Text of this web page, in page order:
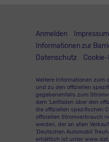
Anmelden
Impressum
Informationen zur
Datenschutz
Weitere Informationen zum
und zu den offiziellen
gegebenenfalls zum
dem 'Leitfaden über den
die offiziellen spezifischen
offiziellen Stromverbrauch
werden, der an allen
'Deutschen Automobil
erhältlich ist unter